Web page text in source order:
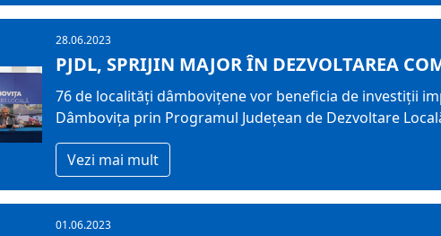
28.06.2023
PJDL, SPRIJIN MAJOR ÎN DEZVOLTAREA
76 de localități dâmbovițene vor beneficia de investiții
Dâmbovița prin Programul Județean de Dezvoltare
Vezi mai mult
01.06.2023